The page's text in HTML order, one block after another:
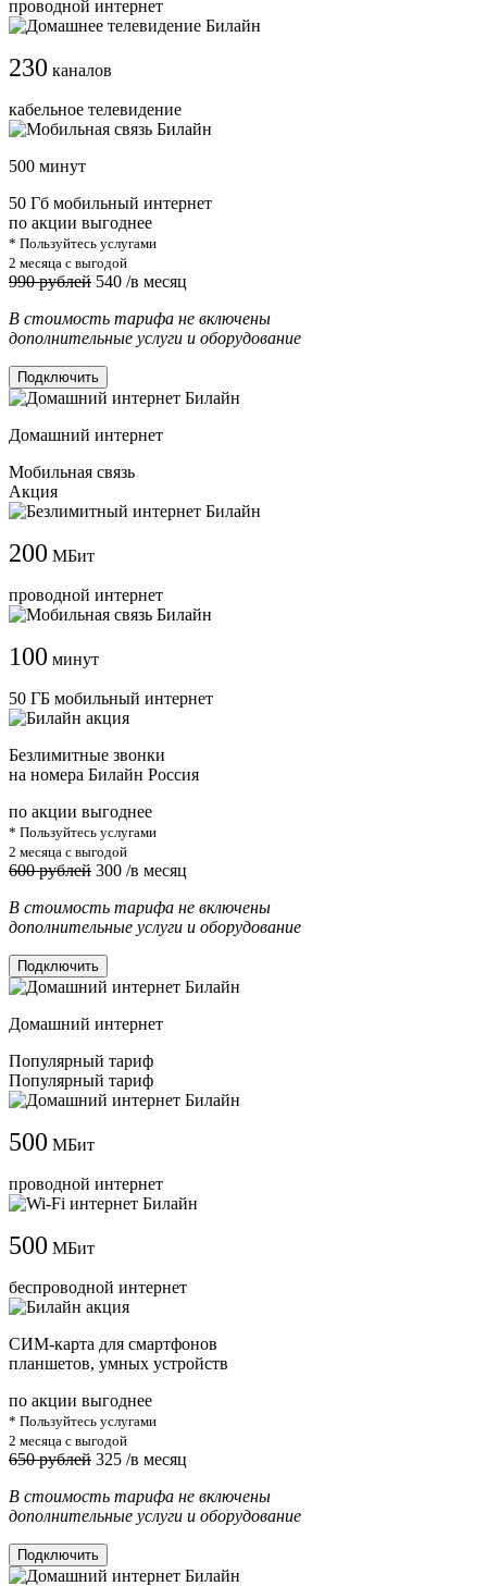
проводной интернет
230 каналов
кабельное телевидение
500 минут
50 Гб мобильный интернет
по акции выгоднее
* Пользуйтесь услугами
2 месяца с выгодой
990 рублей 540 /в месяц
В стоимость тарифа не включены
дополнительные услуги и оборудование
Подключить
Домашний интернет
Мобильная связь
Акция
200 МБит
проводной интернет
100 минут
50 ГБ мобильный интернет
Безлимитные звонки
на номера Билайн Россия
по акции выгоднее
* Пользуйтесь услугами
2 месяца с выгодой
600 рублей 300 /в месяц
В стоимость тарифа не включены
дополнительные услуги и оборудование
Подключить
Домашний интернет
Популярный тариф
Популярный тариф
500 МБит
проводной интернет
500 МБит
беспроводной интернет
СИМ-карта для смартфонов
планшетов, умных устройств
по акции выгоднее
* Пользуйтесь услугами
2 месяца с выгодой
650 рублей 325 /в месяц
В стоимость тарифа не включены
дополнительные услуги и оборудование
Подключить